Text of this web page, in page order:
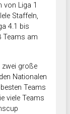
von Liga 1
Staffeln,
4.1 bis
Teams am
zwei große
Nationalen
Teams
viele Teams